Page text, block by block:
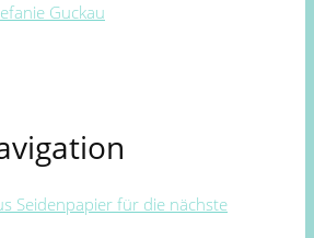
Guckau
Seidenpapier für die nächste